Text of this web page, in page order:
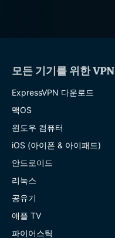
모든 기기를 위한 VPN
ExpressVPN 다운로드
맥OS
윈도우 컴퓨터
iOS (아이폰 & 아이패드)
안드로이드
리눅스
공유기
애플 TV
파이어스틱